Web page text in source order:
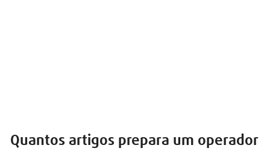
Quantos artigos prepara um operador